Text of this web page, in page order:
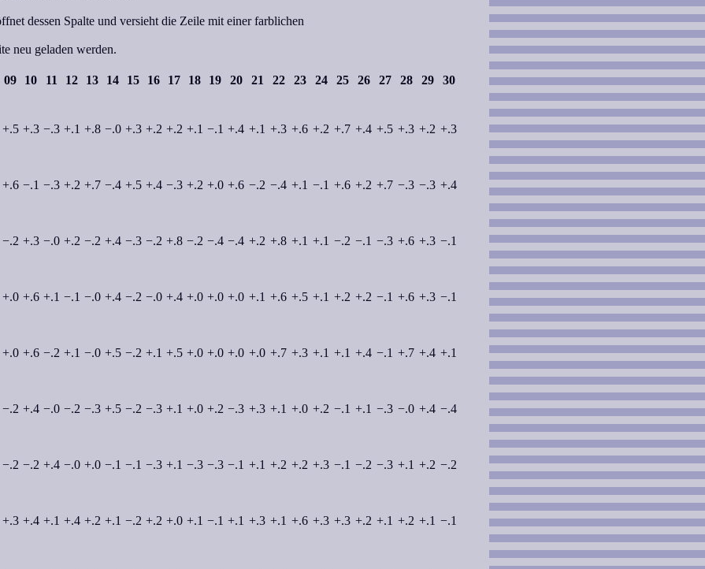
dessen Spalte und versieht die Zeile mit einer farblichen
neu geladen werden.
09 10 11 12 13 14 15 16 17 18 19 20 21 22 23 24 25 26 27 28 29 30
+.5 +.3 −.3 +.1 +.8 −.0 +.3 +.2 +.2 +.1 −.1 +.4 +.1 +.3 +.6 +.2 +.7 +.4 +.5 +.3 +.2 +.3
+.6 −.1 −.3 +.2 +.7 −.4 +.5 +.4 −.3 +.2 +.0 +.6 −.2 −.4 +.1 −.1 +.6 +.2 +.7 −.3 −.3 +.4
−.2 +.3 −.0 +.2 −.2 +.4 −.3 −.2 +.8 −.2 −.4 −.4 +.2 +.8 +.1 +.1 −.2 −.1 −.3 +.6 +.3 −.1
+.0 +.6 +.1 −.1 −.0 +.4 −.2 −.0 +.4 +.0 +.0 +.0 +.1 +.6 +.5 +.1 +.2 +.2 −.1 +.6 +.3 −.1
+.0 +.6 −.2 +.1 −.0 +.5 −.2 +.1 +.5 +.0 +.0 +.0 +.0 +.7 +.3 +.1 +.1 +.4 −.1 +.7 +.4 +.1
−.2 +.4 −.0 −.2 −.3 +.5 −.2 −.3 +.1 +.0 +.2 −.3 +.3 +.1 +.0 +.2 −.1 +.1 −.3 −.0 +.4 −.4
−.2 −.2 +.4 −.0 +.0 −.1 −.1 −.3 +.1 −.3 −.3 −.1 +.1 +.2 +.2 +.3 −.1 −.2 −.3 +.1 +.2 −.2
+.3 +.4 +.1 +.4 +.2 +.1 −.2 +.2 +.0 +.1 −.1 +.1 +.3 +.1 +.6 +.3 +.3 +.2 +.1 +.2 +.1 −.1